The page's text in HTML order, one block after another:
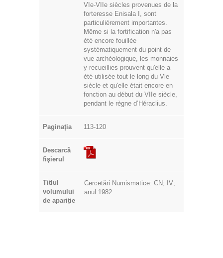
VIe-VIIe siècles provenues de la
forteresse Enisala I, sont
particulièrement importantes.
Même si la fortification n'a pas
été encore fouillée
systématiquement du point de
vue archéologique, les monnaies
y recueillies prouvent qu'elle a
été utilisée tout le long du Vle
siècle et qu'elle était encore en
fonction au début du VIIe siècle,
pendant le règne d’Héraclius.
Paginaţia 113-120
Descarcă
fişierul
Titlul
volumului
de apariție
Cercetări Numismatice: CN; IV;
anul 1982